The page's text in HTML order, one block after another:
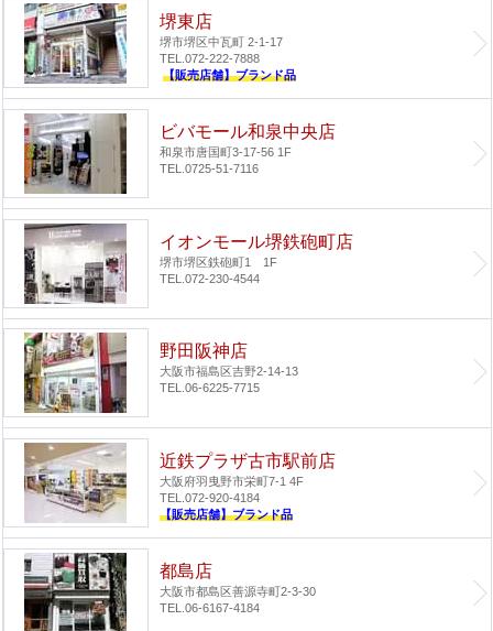
堺東店
堺市堺区中瓦町 2-1-17
TEL.072-222-7888
【販売店舗】ブランド品
ビバモール和泉中央店
和泉市唐国町3-17-56 1F
TEL.0725-51-7116
イオンモール堺鉄砲町店
堺市堺区鉄砲町1 1F
TEL.072-230-4544
野田阪神店
大阪市福島区吉野2-14-13
TEL.06-6225-7715
近鉄プラザ古市駅前店
大阪府羽曳野市栄町7-1 4F
TEL.072-920-4184
【販売店舗】ブランド品
都島店
大阪市都島区善源寺町2-3-30
TEL.06-6167-4184